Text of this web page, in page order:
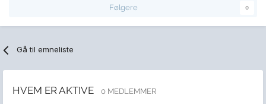
Følgere 0
Gå til emneliste
HVEM ER AKTIVE 0 MEDLEMMER